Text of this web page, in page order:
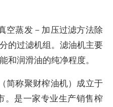
空蒸发－加压过滤方法除
的过滤机组。滤油机主要
和润滑油的纯净程度。
简称聚财榨油机）成立于
。是一家专业生产销售榨